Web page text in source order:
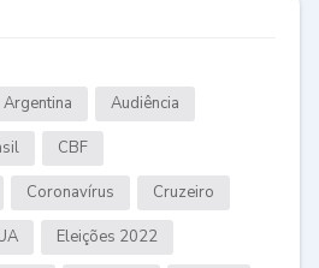
Argentina Audiência
CBF
Coronavírus Cruzeiro
Eleições 2022